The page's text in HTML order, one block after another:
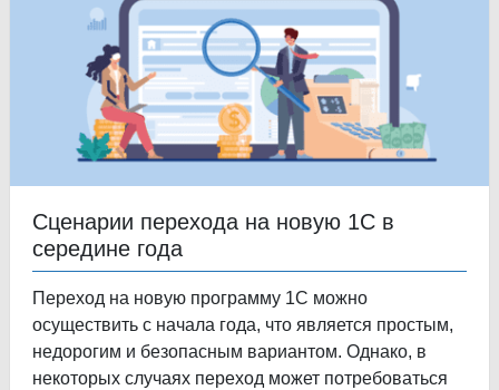
Сценарии перехода на новую 1С в
середине года
Переход на новую программу 1С можно
осуществить с начала года, что является простым,
недорогим и безопасным вариантом. Однако, в
некоторых случаях переход может потребоваться